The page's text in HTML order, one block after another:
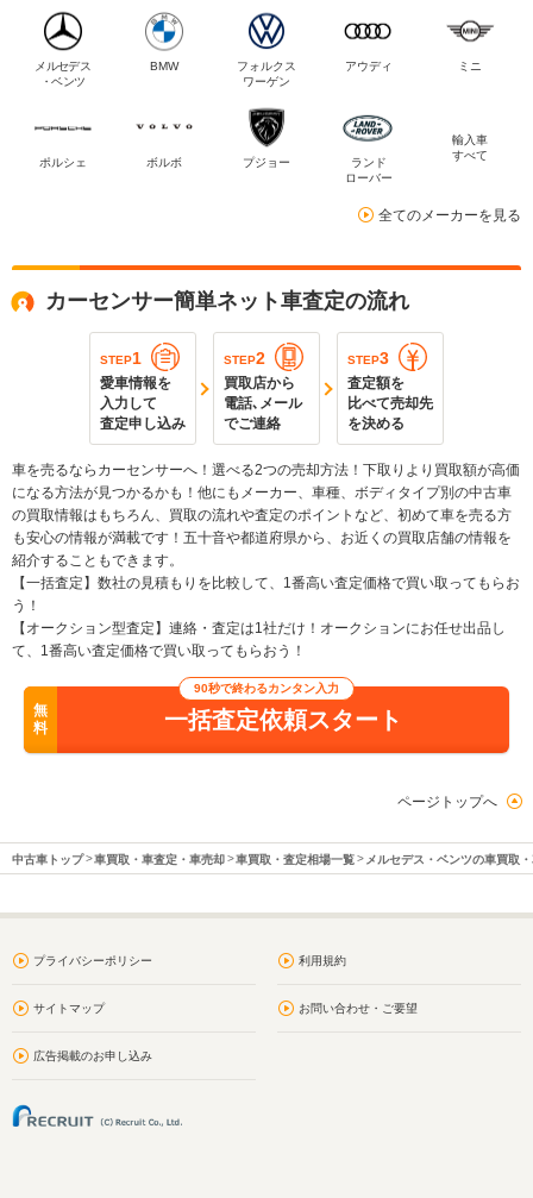
メルセデス
・ベンツ
BMW
フォルクス
ワーゲン
アウディ ミニ
ポルシェ ボルボ プジョー
ランド
ローバー
輸入車
すべて
全てのメーカーを見る
カーセンサー簡単ネット車査定の流れ
STEP1
愛車情報を
入力して
査定申し込み
STEP2
買取店から
電話､メール
でご連絡
STEP3
査定額を
比べて売却先
を決める
車を売るならカーセンサーへ！選べる2つの売却方法！下取りより買取額が高価
になる方法が見つかるかも！他にもメーカー、車種、ボディタイプ別の中古車
の買取情報はもちろん、買取の流れや査定のポイントなど、初めて車を売る方
も安心の情報が満載です！五十音や都道府県から、お近くの買取店舗の情報を
紹介することもできます。
【一括査定】数社の見積もりを比較して、1番高い査定価格で買い取ってもらお
う！
【オークション型査定】連絡・査定は1社だけ！オークションにお任せ出品し
て、1番高い査定価格で買い取ってもらおう！
無
料
90秒で終わるカンタン入力
一括査定依頼スタート
ページトップへ
中古車トップ 車買取・車査定・車売却 車買取・査定相場一覧 メルセデス・ベンツの車買取
プライバシーポリシー 利用規約
サイトマップ お問い合わせ・ご要望
広告掲載のお申し込み